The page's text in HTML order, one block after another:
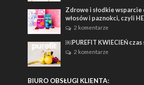
Zdrowe i słodkie wsparcie
włosów i paznokci, czyli
2 komentarze
￼PUREFIT KWIECIEŃ
2 komentarze
BIURO OBSŁUGI KLIENTA: